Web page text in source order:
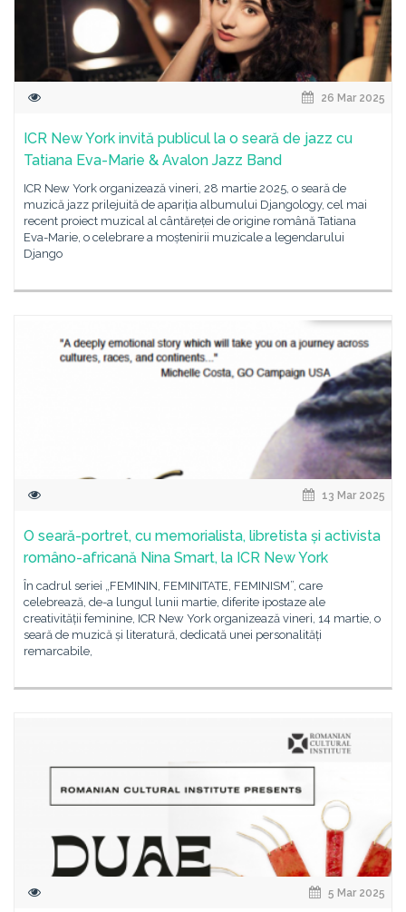
26 Mar 2025
ICR New York invită publicul la o seară de jazz cu
Tatiana Eva-Marie & Avalon Jazz Band
ICR New York organizează vineri, 28 martie 2025, o seară de
muzică jazz prilejuită de apariția albumului Djangology, cel mai
recent proiect muzical al cântăreței de origine română Tatiana
Eva-Marie, o celebrare a moștenirii muzicale a legendarului
Django
13 Mar 2025
O seară-portret, cu memorialista, libretista și activista
româno-africană Nina Smart, la ICR New York
În cadrul seriei „FEMININ, FEMINITATE, FEMINISM”, care
celebrează, de-a lungul lunii martie, diferite ipostaze ale
creativității feminine, ICR New York organizează vineri, 14 martie, o
seară de muzică și literatură, dedicată unei personalități
remarcabile,
5 Mar 2025